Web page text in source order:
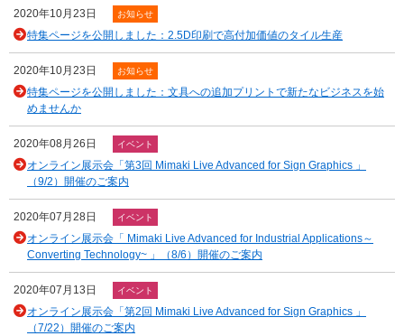
2020年10月23日 お知らせ
特集ページを公開しました：2.5D印刷で高付加価値のタイル生産
2020年10月23日 お知らせ
特集ページを公開しました：文具への追加プリントで新たなビジネスを始
めませんか
2020年08月26日 イベント
オンライン展示会「第3回 Mimaki Live Advanced for Sign Graphics 」
（9/2）開催のご案内
2020年07月28日 イベント
オンライン展示会「 Mimaki Live Advanced for Industrial Applications～
Converting Technology~ 」（8/6）開催のご案内
2020年07月13日 イベント
オンライン展示会「第2回 Mimaki Live Advanced for Sign Graphics 」
（7/22）開催のご案内